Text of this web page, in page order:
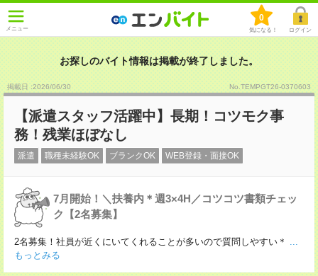
メニュー
0
気になる！ ログイン
お探しのバイト情報は掲載が終了しました。
掲載日 :2026/06/30 No.TEMPGT26-0370603
【派遣スタッフ活躍中】長期！コツモク事
務！残業ほぼなし
派遣 職種未経験OK ブランクOK WEB登録・面接OK
7月開始！＼扶養内＊週3×4H／コツコツ書類チェッ
ク【2名募集】
2名募集！社員が近くにいてくれることが多いので質問しやすい＊ ...
もっとみる